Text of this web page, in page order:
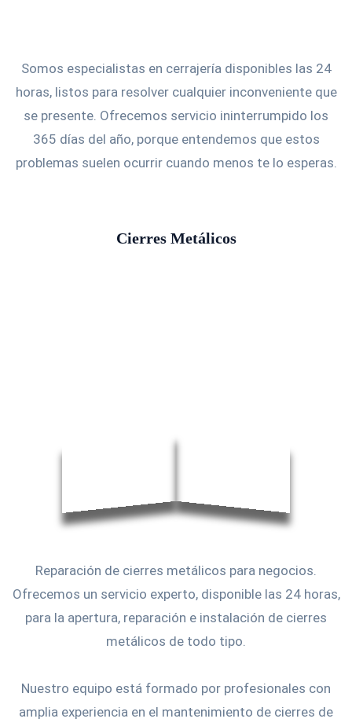
Somos especialistas en cerrajería disponibles las 24
horas, listos para resolver cualquier inconveniente que
se presente. Ofrecemos servicio ininterrumpido los
365 días del año, porque entendemos que estos
problemas suelen ocurrir cuando menos te lo esperas.
Cierres Metálicos
Reparación de cierres metálicos para negocios.
Ofrecemos un servicio experto, disponible las 24 horas,
para la apertura, reparación e instalación de cierres
metálicos de todo tipo.
Nuestro equipo está formado por profesionales con
amplia experiencia en el mantenimiento de cierres de